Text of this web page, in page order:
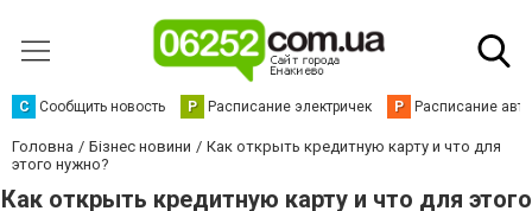
С Сообщить новость Р Расписание электричек Р Расписание
Головна Бізнес новини
Как открыть кредитную карту и что для
этого нужно?
Как открыть кредитную карту и что для этого